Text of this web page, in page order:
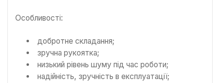
Особливості:
добротне складання;
зручна рукоятка;
низький рівень шуму під час роботи;
надійність, зручність в експлуатації;